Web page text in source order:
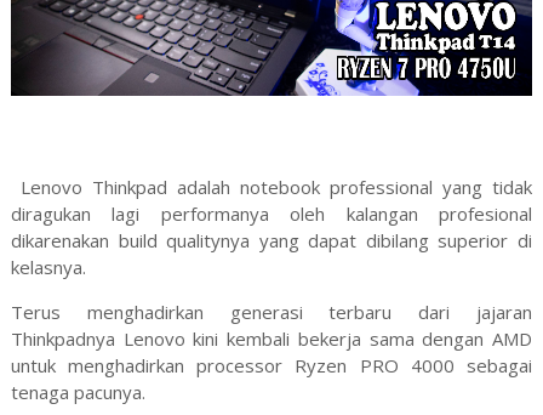
Lenovo Thinkpad adalah notebook professional yang tidak
diragukan lagi performanya oleh kalangan profesional
dikarenakan build qualitynya yang dapat dibilang superior di
kelasnya.
Terus menghadirkan generasi terbaru dari jajaran
Thinkpadnya Lenovo kini kembali bekerja sama dengan AMD
untuk menghadirkan processor Ryzen PRO 4000 sebagai
tenaga pacunya.